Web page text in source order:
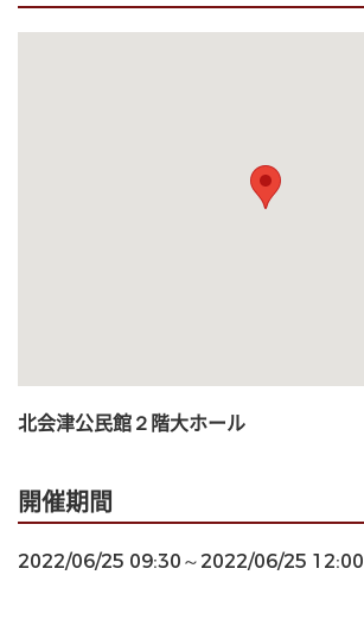
北会津公民館２階大ホール
開催期間
2022/06/25 09:30～2022/06/25 12:00